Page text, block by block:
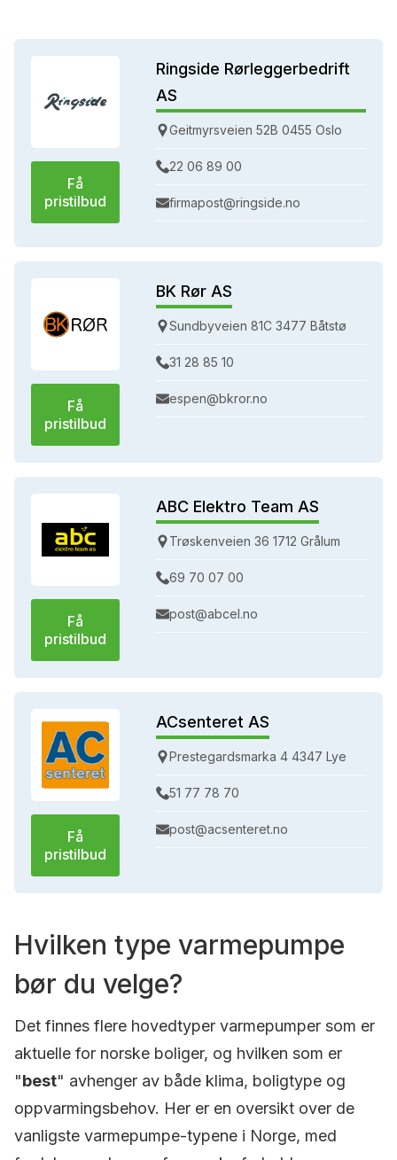
Få
pristilbud
Ringside Rørleggerbedrift
AS
Geitmyrsveien 52B 0455 Oslo
22 06 89 00
firmapost@ringside.no
Få
pristilbud
BK Rør AS
Sundbyveien 81C 3477 Båtstø
31 28 85 10
espen@bkror.no
Få
pristilbud
ABC Elektro Team AS
Trøskenveien 36 1712 Grålum
69 70 07 00
post@abcel.no
Få
pristilbud
ACsenteret AS
Prestegardsmarka 4 4347 Lye
51 77 78 70
post@acsenteret.no
Hvilken type varmepumpe
bør du velge?
Det finnes flere hovedtyper varmepumper som er
aktuelle for norske boliger, og hvilken som er
"best" avhenger av både klima, boligtype og
oppvarmingsbehov. Her er en oversikt over de
vanligste varmepumpe-typene i Norge, med